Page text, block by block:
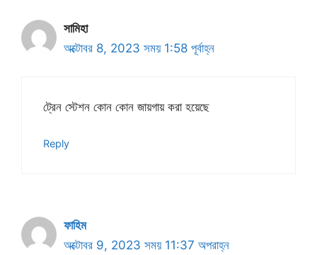
সামিহা
অক্টোবর 8, 2023 সময় 1:58 পূর্বাহ্ন
ট্রেন স্টেশন কোন কোন জায়গায় করা হয়েছে
Reply
ফাহিম
অক্টোবর 9, 2023 সময় 11:37 অপরাহ্ন